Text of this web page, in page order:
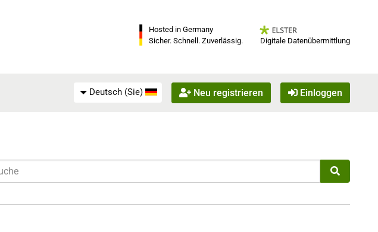
Hosted in Germany
Sicher. Schnell. Zuverlässig.
Digitale Datenübermittlung
Deutsch (Sie) Neu registrieren Einloggen